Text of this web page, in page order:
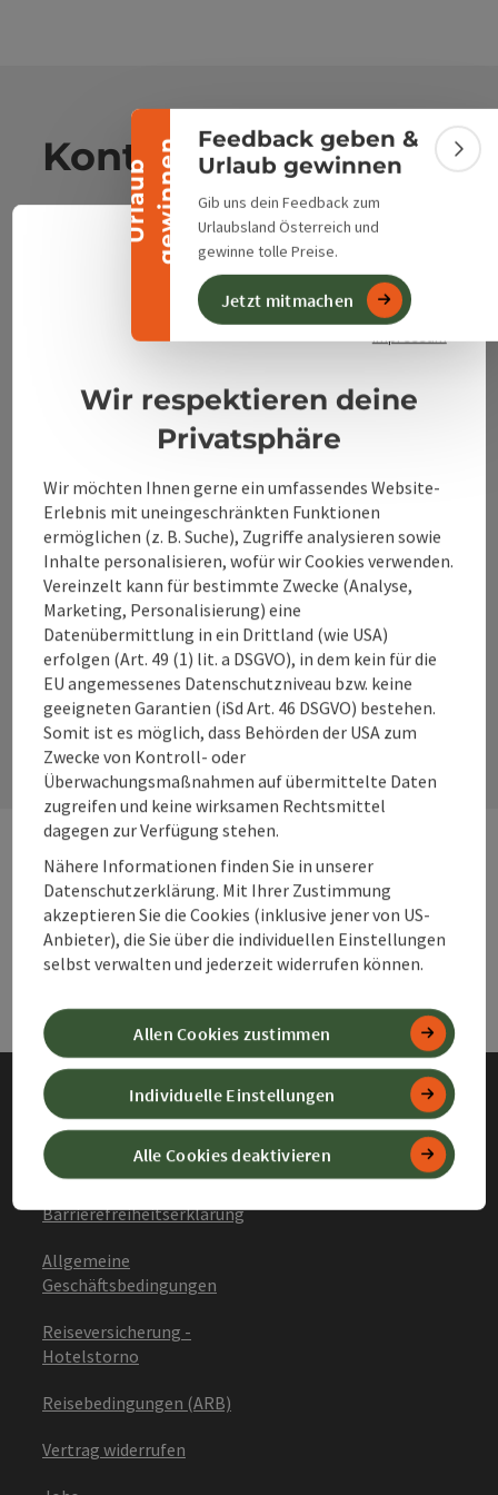
U
r
l
a
u
b
g
e
w
i
n
n
en
Banner einklappen
Feedback geben &
Urlaub gewinnen
Gib uns dein Feedback zum
Urlaubsland Österreich und
gewinne tolle Preise.
Jetzt mitmachen
Kontakt
Alpenland Tourismus GmbH
4580 Windischgarsten
+43 50 360 360 360
info@360alpenland.com
InstagramFacebookYouTube
Kontaktformular
Webseiten
Services
Impressum
Datenschutz
Barrierefreiheitserklärung
Allgemeine
Geschäftsbedingungen
Reiseversicherung -
Hotelstorno
Reisebedingungen (ARB)
Vertrag widerrufen
Datenschutzerklärung
Impressum
Wir respektieren deine
Privatsphäre
Wir möchten Ihnen gerne ein umfassendes Website-
Erlebnis mit uneingeschränkten Funktionen
ermöglichen (z. B. Suche), Zugriffe analysieren sowie
Inhalte personalisieren, wofür wir Cookies verwenden.
Vereinzelt kann für bestimmte Zwecke (Analyse,
Marketing, Personalisierung) eine
Datenübermittlung in ein Drittland (wie USA)
erfolgen (Art. 49 (1) lit. a DSGVO), in dem kein für die
EU angemessenes Datenschutzniveau bzw. keine
geeigneten Garantien (iSd Art. 46 DSGVO) bestehen.
Somit ist es möglich, dass Behörden der USA zum
Zwecke von Kontroll- oder
Überwachungsmaßnahmen auf übermittelte Daten
zugreifen und keine wirksamen Rechtsmittel
dagegen zur Verfügung stehen.
Nähere Informationen finden Sie in unserer
Datenschutzerklärung. Mit Ihrer Zustimmung
akzeptieren Sie die Cookies (inklusive jener von US-
Anbieter), die Sie über die individuellen Einstellungen
selbst verwalten und jederzeit widerrufen können.
Alle Cookies deaktivieren
Individuelle Einstellungen
Allen Cookies zustimmen